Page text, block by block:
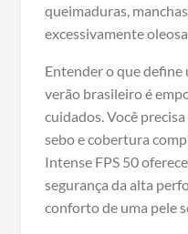
queimaduras,
excessivamente
Entender o que
verão brasileiro é
cuidados. Você
sebo e cobertura
Intense FPS 50
segurança da alta
conforto de uma pele